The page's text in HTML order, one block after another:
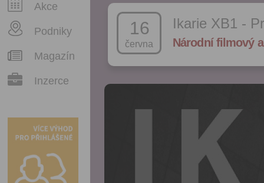
Akce
Podniky
Magazín
Inzerce
16
června
Ikarie XB1 -
Národní filmový